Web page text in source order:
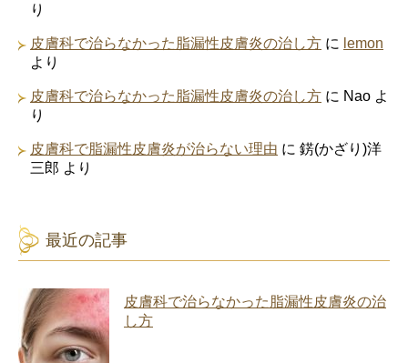
り
皮膚科で治らなかった脂漏性皮膚炎の治し方 に lemon
より
皮膚科で治らなかった脂漏性皮膚炎の治し方 に Nao よ
り
皮膚科で脂漏性皮膚炎が治らない理由 に 錺(かざり)洋
三郎 より
最近の記事
皮膚科で治らなかった脂漏性皮膚炎の治
し方